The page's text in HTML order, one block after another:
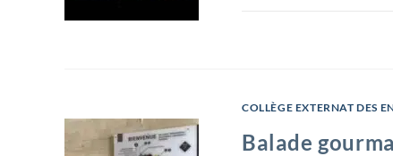
COLLÈGE EXTERNAT DES
Balade